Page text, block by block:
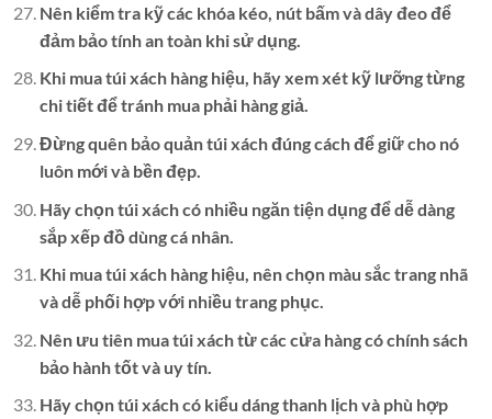
Nên kiểm tra kỹ các khóa kéo, nút bấm và dây đeo để
đảm bảo tính an toàn khi sử dụng.
Khi mua túi xách hàng hiệu, hãy xem xét kỹ lưỡng từng
chi tiết để tránh mua phải hàng giả.
Đừng quên bảo quản túi xách đúng cách để giữ cho nó
luôn mới và bền đẹp.
Hãy chọn túi xách có nhiều ngăn tiện dụng để dễ dàng
sắp xếp đồ dùng cá nhân.
Khi mua túi xách hàng hiệu, nên chọn màu sắc trang nhã
và dễ phối hợp với nhiều trang phục.
Nên ưu tiên mua túi xách từ các cửa hàng có chính sách
bảo hành tốt và uy tín.
Hãy chọn túi xách có kiểu dáng thanh lịch và phù hợp